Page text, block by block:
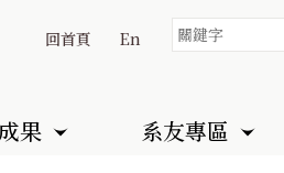
回首頁 En
果 系友專區